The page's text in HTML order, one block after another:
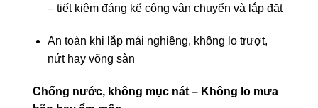
– tiết kiệm đáng kể công vận chuyển và lắp đặt
An toàn khi lắp mái nghiêng, không lo trượt,
nứt hay võng sàn
Chống nước, không mục nát – Không lo mưa